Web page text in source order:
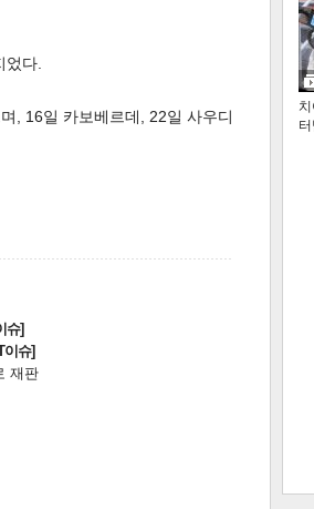
다.
, 16일 카보베르데, 22일 사우디
슈]
이슈]
재판